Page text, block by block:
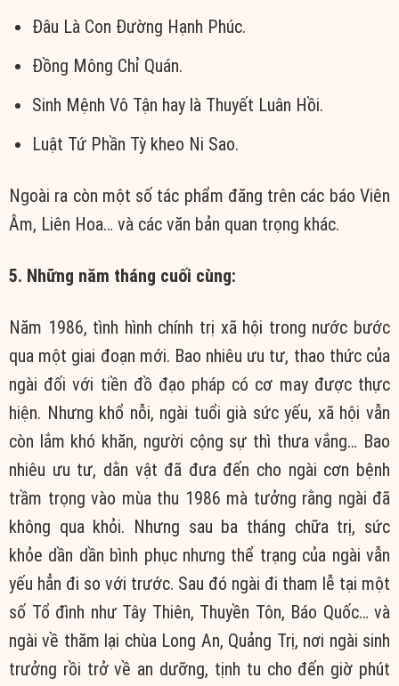
Đâu Là Con Đường Hạnh Phúc.
Đồng Mông Chỉ Quán.
Sinh Mệnh Vô Tận hay là Thuyết Luân Hồi.
Luật Tứ Phần Tỳ kheo Ni Sao.
Ngoài ra còn một số tác phẩm đăng trên các báo Viên
Âm, Liên Hoa… và các văn bản quan trọng khác.
5. Những năm tháng cuối cùng:
Năm 1986, tình hình chính trị xã hội trong nước bước
qua một giai đoạn mới. Bao nhiêu ưu tư, thao thức của
ngài đối với tiền đồ đạo pháp có cơ may được thực
hiện. Nhưng khổ nỗi, ngài tuổi già sức yếu, xã hội vẫn
còn lắm khó khăn, người cộng sự thì thưa vắng… Bao
nhiêu ưu tư, dằn vật đã đưa đến cho ngài cơn bệnh
trầm trọng vào mùa thu 1986 mà tưởng rằng ngài đã
không qua khỏi. Nhưng sau ba tháng chữa trị, sức
khỏe dần dần bình phục nhưng thể trạng của ngài vẫn
yếu hẳn đi so với trước. Sau đó ngài đi tham lễ tại một
số Tổ đình như Tây Thiên, Thuyền Tôn, Báo Quốc… và
ngài về thăm lại chùa Long An, Quảng Trị, nơi ngài sinh
trưởng rồi trở về an dưỡng, tịnh tu cho đến giờ phút